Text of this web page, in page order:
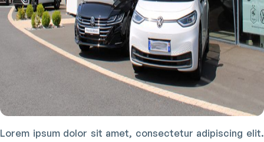
Lorem ipsum dolor sit amet, consectetur adipiscing elit.